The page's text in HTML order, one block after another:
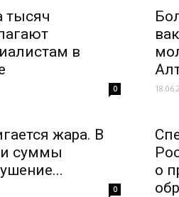
тысяч
в
0
жара. В
суммы
0
о